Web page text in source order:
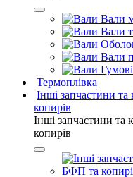
Вали
Вали
Вали
Термоплівка
Інші запчастини
копирів
Інші запчастини
копирів